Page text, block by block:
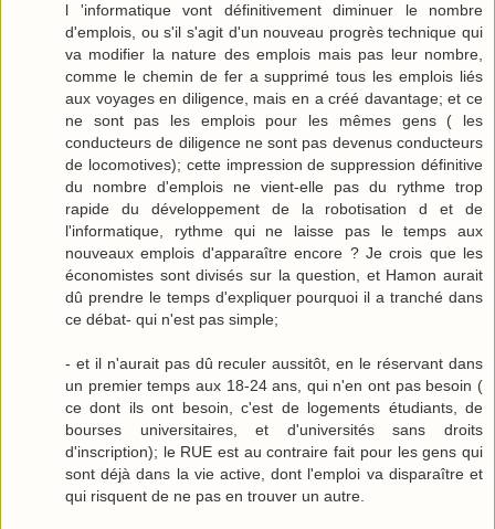
l 'informatique vont définitivement diminuer le nombre
d'emplois, ou s'il s'agit d'un nouveau progrès technique qui
va modifier la nature des emplois mais pas leur nombre,
comme le chemin de fer a supprimé tous les emplois liés
aux voyages en diligence, mais en a créé davantage; et ce
ne sont pas les emplois pour les mêmes gens ( les
conducteurs de diligence ne sont pas devenus conducteurs
de locomotives); cette impression de suppression définitive
du nombre d'emplois ne vient-elle pas du rythme trop
rapide du développement de la robotisation d et de
l'informatique, rythme qui ne laisse pas le temps aux
nouveaux emplois d'apparaître encore ? Je crois que les
économistes sont divisés sur la question, et Hamon aurait
dû prendre le temps d'expliquer pourquoi il a tranché dans
ce débat- qui n'est pas simple;
- et il n'aurait pas dû reculer aussitôt, en le réservant dans
un premier temps aux 18-24 ans, qui n'en ont pas besoin (
ce dont ils ont besoin, c'est de logements étudiants, de
bourses universitaires, et d'universités sans droits
d'inscription); le RUE est au contraire fait pour les gens qui
sont déjà dans la vie active, dont l'emploi va disparaître et
qui risquent de ne pas en trouver un autre.